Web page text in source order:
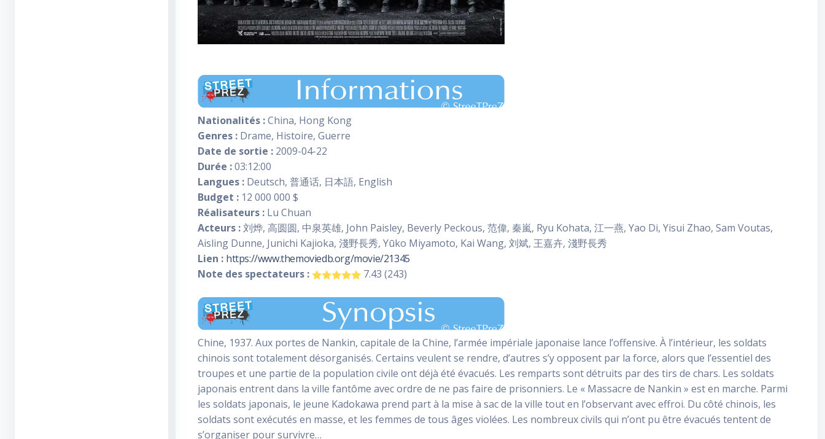
Nationalités :China, Hong Kong
Genres : Drame, Histoire, Guerre
Date de sortie : 2009-04-22
Durée :03:12:00
Langues : Deutsch, 普通话, 日本語, English
Budget : 12 000 000 $
Réalisateurs : Lu Chuan
Acteurs :刘烨, 高圆圆, 中泉英雄, John Paisley, Beverly Peckous, 范偉, 秦嵐, Ryu Kohata, 江一燕, Yao Di, Yisui Zhao, Sam Voutas,
Aisling Dunne, Junichi Kajioka, 淺野長秀, Yūko Miyamoto, Kai Wang, 刘斌, 王嘉卉, 淺野長秀
Lien : https://www.themoviedb.org/movie/21345
Note des spectateurs :
7.43 (243)
Chine, 1937. Aux portes de Nankin, capitale de la Chine, l’armée impériale japonaise lance l’offensive. À l’intérieur, les soldats
chinois sont totalement désorganisés. Certains veulent se rendre, d’autres s’y opposent par la force, alors que l’essentiel des
troupes et une partie de la population civile ont déjà été évacués. Les remparts sont détruits par des tirs de chars. Les soldats
japonais entrent dans la ville fantôme avec ordre de ne pas faire de prisonniers. Le « Massacre de Nankin » est en marche. Parmi
les soldats japonais, le jeune Kadokawa prend part à la mise à sac de la ville tout en l’observant avec effroi. Du côté chinois, les
soldats sont exécutés en masse, et les femmes de tous âges violées. Les nombreux civils qui n’ont pu être évacués tentent de
s’organiser pour survivre…